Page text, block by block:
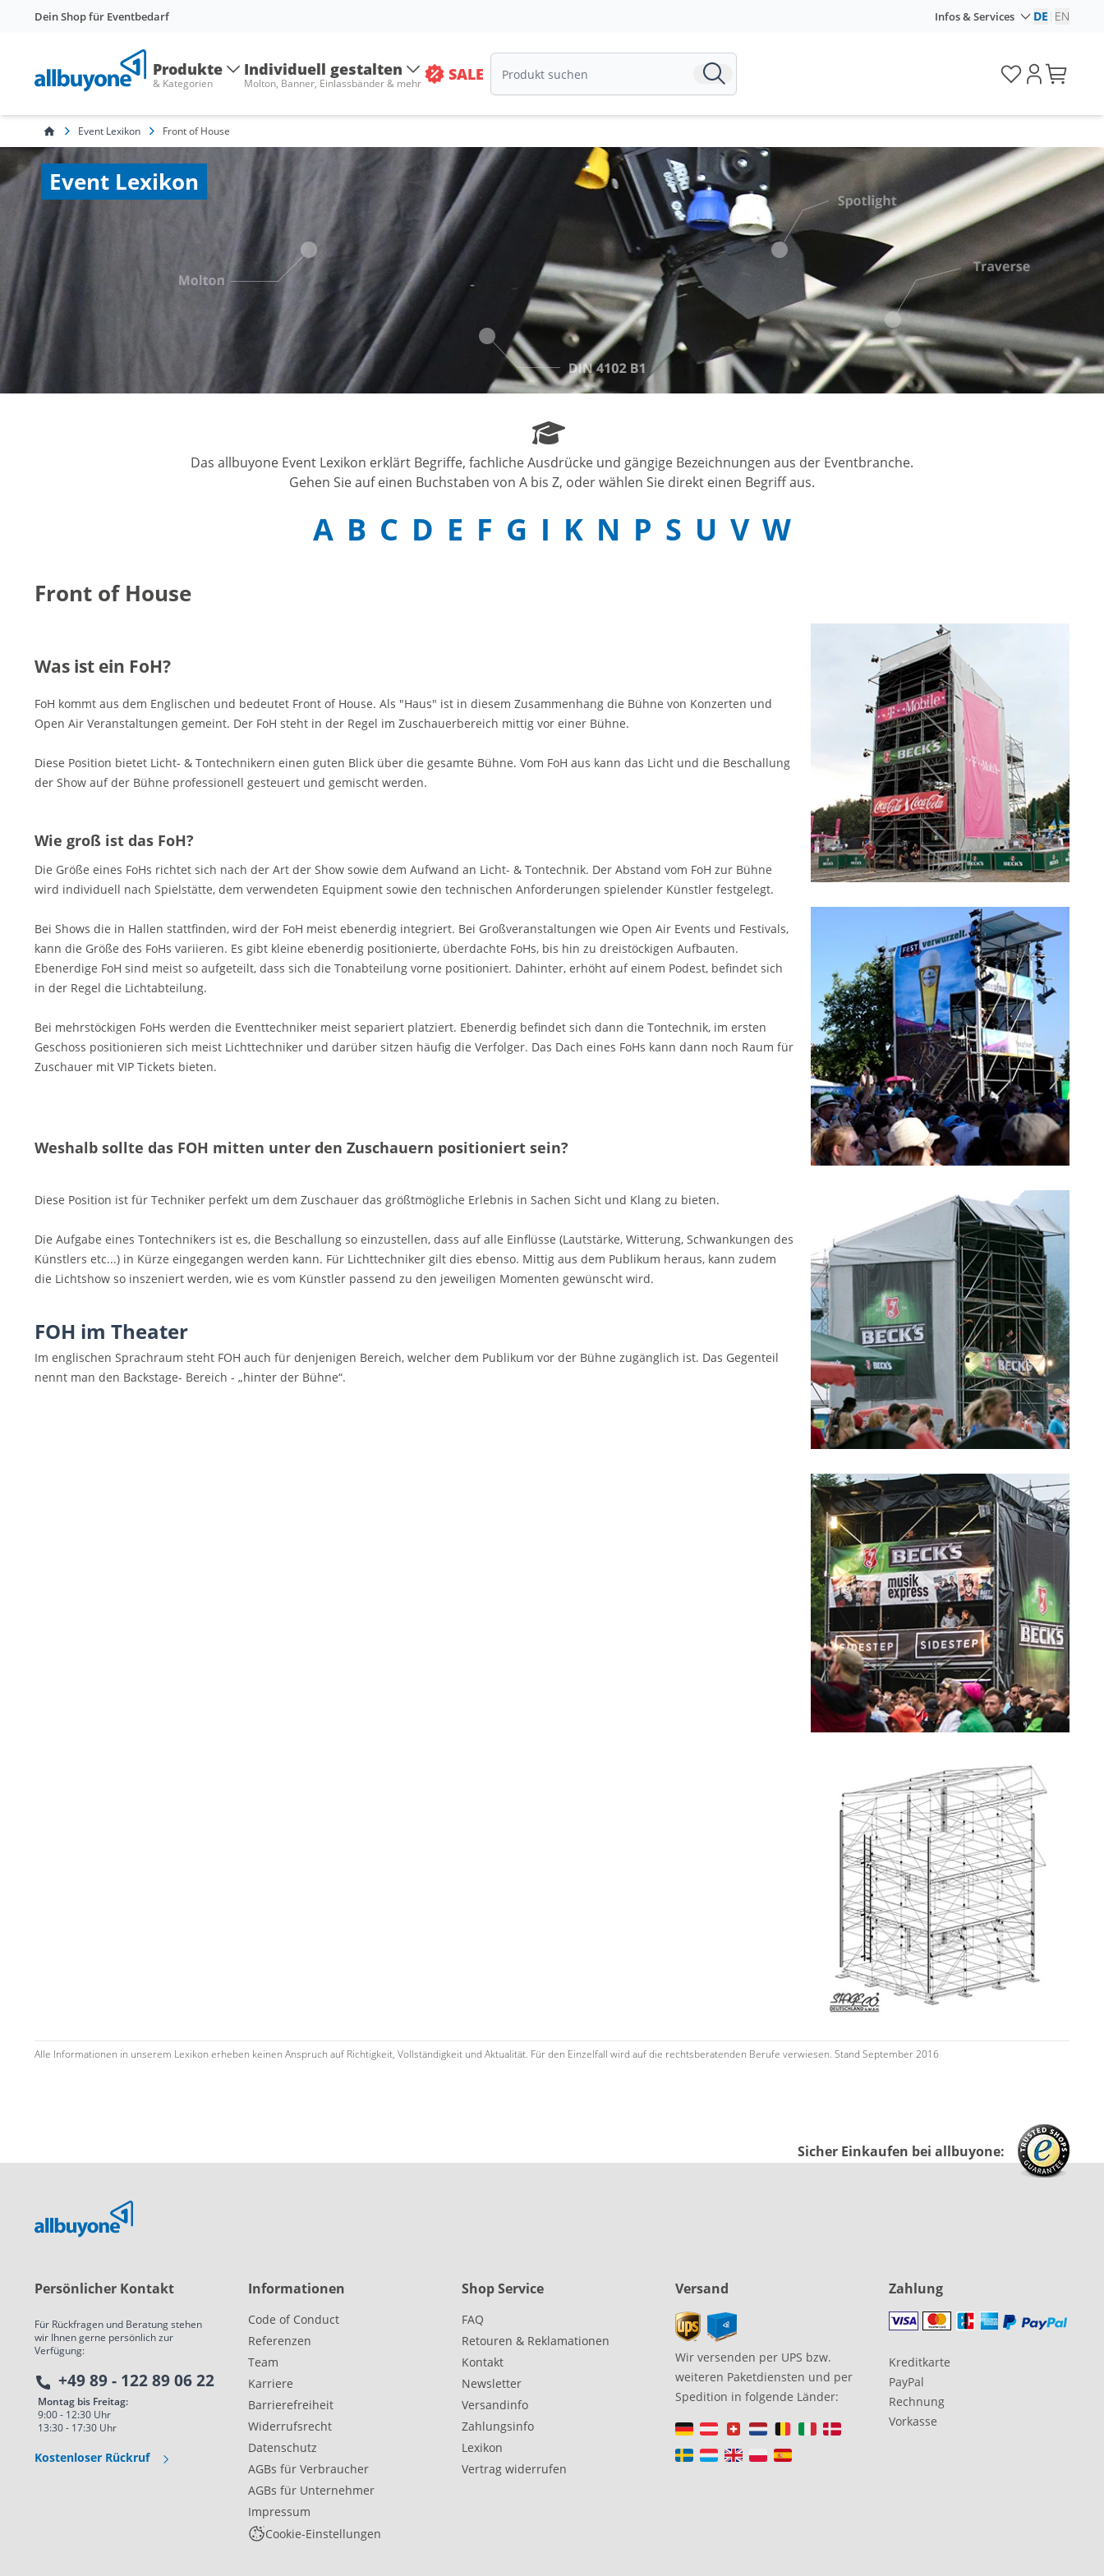
Dein Shop für Eventbedarf Infos & Services DE EN
Produkte
& Kategorien
Individuell gestalten
Molton, Banner, Einlassbänder & mehr SALE
Event Lexikon Front of House
Event Lexikon
Das allbuyone Event Lexikon erklärt Begriffe, fachliche Ausdrücke und gängige Bezeichnungen aus der Eventbranche.
Gehen Sie auf einen Buchstaben von A bis Z, oder wählen Sie direkt einen Begriff aus.
A B C D E F G I K N P S U V W
Front of House
Was ist ein FoH?
FoH kommt aus dem Englischen und bedeutet Front of House. Als "Haus" ist in diesem Zusammenhang die Bühne von Konzerten und
Open Air Veranstaltungen gemeint. Der FoH steht in der Regel im Zuschauerbereich mittig vor einer Bühne.
Diese Position bietet Licht- & Tontechnikern einen guten Blick über die gesamte Bühne. Vom FoH aus kann das Licht und die Beschallung
der Show auf der Bühne professionell gesteuert und gemischt werden.
Wie groß ist das FoH?
Die Größe eines FoHs richtet sich nach der Art der Show sowie dem Aufwand an Licht- & Tontechnik. Der Abstand vom FoH zur Bühne
wird individuell nach Spielstätte, dem verwendeten Equipment sowie den technischen Anforderungen spielender Künstler festgelegt.
Bei Shows die in Hallen stattfinden, wird der FoH meist ebenerdig integriert. Bei Großveranstaltungen wie Open Air Events und Festivals,
kann die Größe des FoHs variieren. Es gibt kleine ebenerdig positionierte, überdachte FoHs, bis hin zu dreistöckigen Aufbauten.
Ebenerdige FoH sind meist so aufgeteilt, dass sich die Tonabteilung vorne positioniert. Dahinter, erhöht auf einem Podest, befindet sich
in der Regel die Lichtabteilung.
Bei mehrstöckigen FoHs werden die Eventtechniker meist separiert platziert. Ebenerdig befindet sich dann die Tontechnik, im ersten
Geschoss positionieren sich meist Lichttechniker und darüber sitzen häufig die Verfolger. Das Dach eines FoHs kann dann noch Raum für
Zuschauer mit VIP Tickets bieten.
Weshalb sollte das FOH mitten unter den Zuschauern positioniert sein?
Diese Position ist für Techniker perfekt um dem Zuschauer das größtmögliche Erlebnis in Sachen Sicht und Klang zu bieten.
Die Aufgabe eines Tontechnikers ist es, die Beschallung so einzustellen, dass auf alle Einflüsse (Lautstärke, Witterung, Schwankungen des
Künstlers etc...) in Kürze eingegangen werden kann. Für Lichttechniker gilt dies ebenso. Mittig aus dem Publikum heraus, kann zudem
die Lichtshow so inszeniert werden, wie es vom Künstler passend zu den jeweiligen Momenten gewünscht wird.
FOH im Theater
Im englischen Sprachraum steht FOH auch für denjenigen Bereich, welcher dem Publikum vor der Bühne zugänglich ist. Das Gegenteil
nennt man den Backstage- Bereich - „hinter der Bühne“.
Alle Informationen in unserem Lexikon erheben keinen Anspruch auf Richtigkeit, Vollständigkeit und Aktualität. Für den Einzelfall wird auf die rechtsberatenden Berufe verwiesen. Stand September 2016
Sicher Einkaufen bei allbuyone:
Persönlicher Kontakt
Für Rückfragen und Beratung stehen
wir Ihnen gerne persönlich zur
Verfügung:
+49 89 - 122 89 06 22
Montag bis Freitag:
9:00 - 12:30 Uhr
13:30 - 17:30 Uhr
Kostenloser Rückruf
Informationen
Code of Conduct
Referenzen
Team
Karriere
Barrierefreiheit
Widerrufsrecht
Datenschutz
AGBs für Verbraucher
AGBs für Unternehmer
Impressum
Cookie-Einstellungen
Shop Service
FAQ
Retouren & Reklamationen
Kontakt
Newsletter
Versandinfo
Zahlungsinfo
Lexikon
Vertrag widerrufen
Versand
Wir versenden per UPS bzw.
weiteren Paketdiensten und per
Spedition in folgende Länder:
Zahlung
Kreditkarte
PayPal
Rechnung
Vorkasse